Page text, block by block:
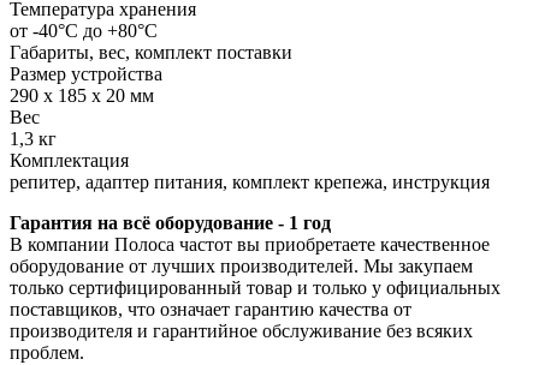
Температура хранения
от -40°С до +80°С
Габариты, вес, комплект поставки
Размер устройства
290 x 185 x 20 мм
Вес
1,3 кг
Комплектация
репитер, адаптер питания, комплект крепежа, инструкция
Гарантия на всё оборудование - 1 год
В компании Полоса частот вы приобретаете качественное
оборудование от лучших производителей. Мы закупаем
только сертифицированный товар и только у официальных
поставщиков, что означает гарантию качества от
производителя и гарантийное обслуживание без всяких
проблем.